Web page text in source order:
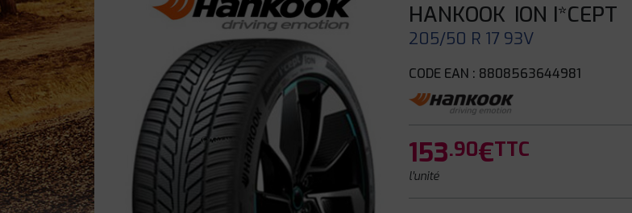
HANKOOK ION I*CEPT
205/50 R 17 93V
CODE EAN : 8808563644981
153.90€TTC
l'unité